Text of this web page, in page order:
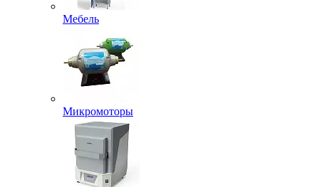
Мебель
Микромоторы